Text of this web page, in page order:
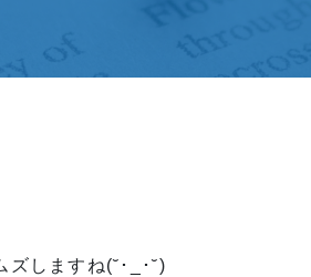
しますね(˘･_･˘)